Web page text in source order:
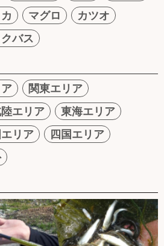
マグロ
カツオ
バス
関東エリア
エリア
東海エリア
リア
四国エリア